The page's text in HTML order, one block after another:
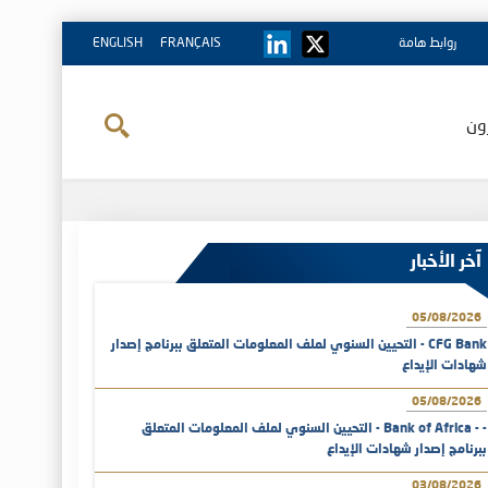
FRANÇAIS
ENGLISH روابط هامة
آخر الأخبار
05/08/2026
CFG Bank - التحيين السنوي لملف المعلومات المتعلق ببرنامج إصدار
شهادات الإيداع
05/08/2026
- - Bank of Africa - التحيين السنوي لملف المعلومات المتعلق
ببرنامج إصدار شهادات الإيداع
03/08/2026